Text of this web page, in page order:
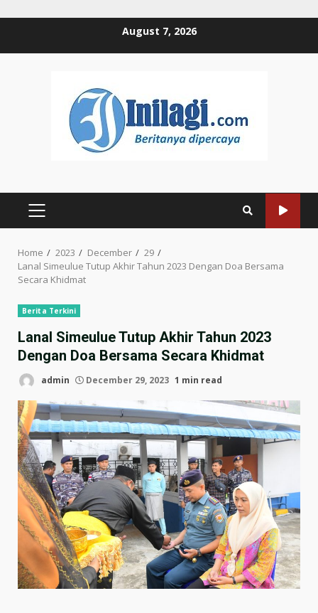
August 7, 2026
PRIMARY
Home 2023 December
29
Lanal Simeulue Tutup Akhir Tahun 2023 Dengan Doa Bersama
Secara Khidmat
Berita Terkini
Lanal Simeulue Tutup Akhir Tahun 2023
Dengan Doa Bersama Secara Khidmat
admin December 29, 2023 1 min read